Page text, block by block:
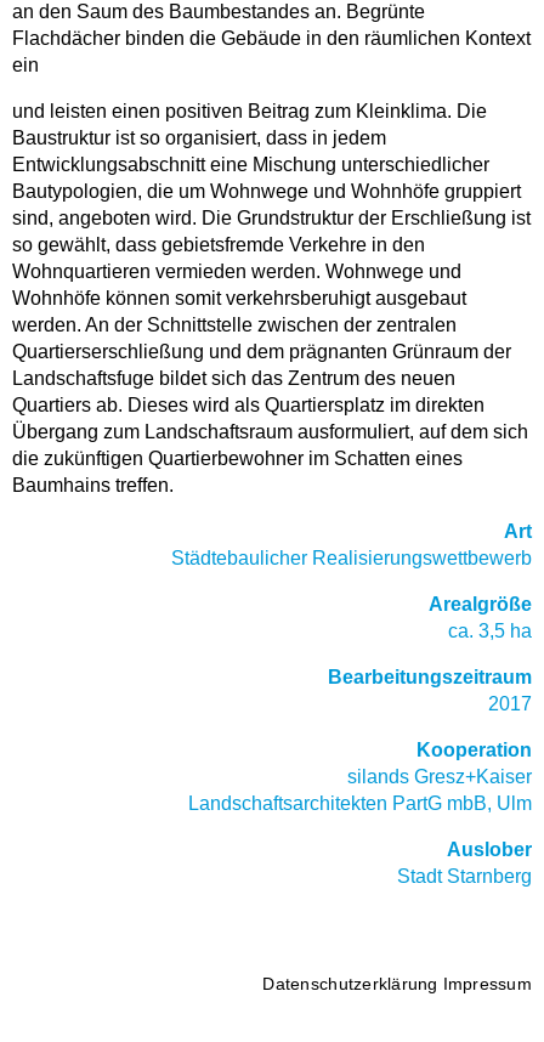
an den Saum des Baumbestandes an. Begrünte
Flachdächer binden die Gebäude in den räumlichen Kontext
ein
und leisten einen positiven Beitrag zum Kleinklima. Die
Baustruktur ist so organisiert, dass in jedem
Entwicklungsabschnitt eine Mischung unterschiedlicher
Bautypologien, die um Wohnwege und Wohnhöfe gruppiert
sind, angeboten wird. Die Grundstruktur der Erschließung ist
so gewählt, dass gebietsfremde Verkehre in den
Wohnquartieren vermieden werden. Wohnwege und
Wohnhöfe können somit verkehrsberuhigt ausgebaut
werden. An der Schnittstelle zwischen der zentralen
Quartierserschließung und dem prägnanten Grünraum der
Landschaftsfuge bildet sich das Zentrum des neuen
Quartiers ab. Dieses wird als Quartiersplatz im direkten
Übergang zum Landschaftsraum ausformuliert, auf dem sich
die zukünftigen Quartierbewohner im Schatten eines
Baumhains treffen.
Art
Städtebaulicher Realisierungswettbewerb
Arealgröße
ca. 3,5 ha
Bearbeitungszeitraum
2017
Kooperation
silands Gresz+Kaiser
Landschaftsarchitekten PartG mbB, Ulm
Auslober
Stadt Starnberg
Datenschutzerklärung Impressum